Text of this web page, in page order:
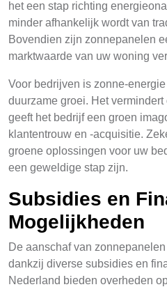
het een stap richting
minder afhankelijk wordt van
Bovendien zijn zonnepanelen
marktwaarde van uw woning
Voor bedrijven is zonne-
duurzame groei. Het
geeft het bedrijf een groen
klantentrouw en -acquisitie.
groene oplossingen voor uw
een geweldige stap zijn.
Subsidies en
Mogelijkheden
De aanschaf van
dankzij diverse subsidies en
Nederland bieden overheden